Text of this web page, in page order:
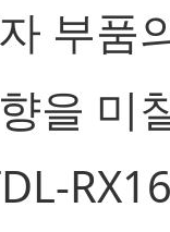
부품
을 미